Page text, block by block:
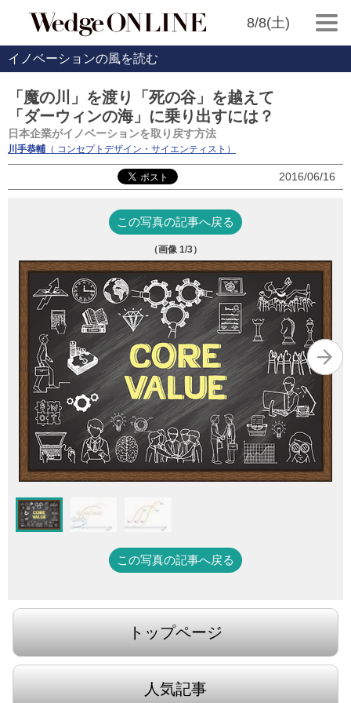
8/8(土)
イノベーションの風を読む
「魔の川」を渡り「死の谷」を越えて
「ダーウィンの海」に乗り出すには？
日本企業がイノベーションを取り戻す方法
川手恭輔 （ コンセプトデザイン・サイエンティスト）
2016/06/16
この写真の記事へ戻る
（画像 1/3）
この写真の記事へ戻る
トップページ
人気記事